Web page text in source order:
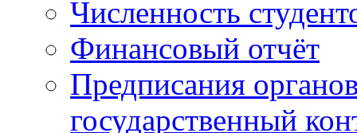
Численность
Финансовый отчёт
Предписания
государственный